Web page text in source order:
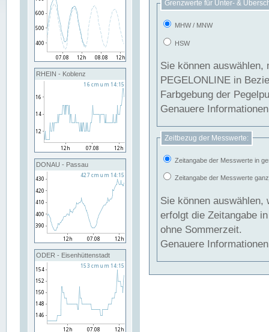
RHEIN - Koblenz
DONAU - Passau
ODER - Eisenhüttenstadt
Grenzwerte für Unter- &
MHW / MNW
HSW
Sie können
PEGELONLINE in Beziehung
Farbgebung der
Genauere
Zeitbezug der Messwerte:
Zeitangabe der Messwerte in
Zeitangabe der Messwerte
Sie können auswählen,
erfolgt die Zeitangabe
ohne Sommerzeit.
Genauere